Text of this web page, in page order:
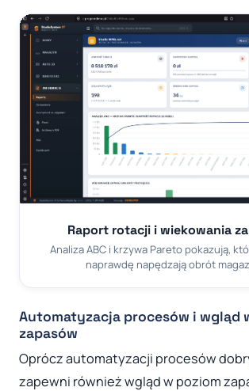
Raport rotacji i wiekowania
Analiza ABC i krzywa Pareto pokazują,
naprawdę napędzają obrót
Automatyzacja procesów i wgląd
zapasów
Oprócz automatyzacji procesów
zapewni również wgląd w poziom